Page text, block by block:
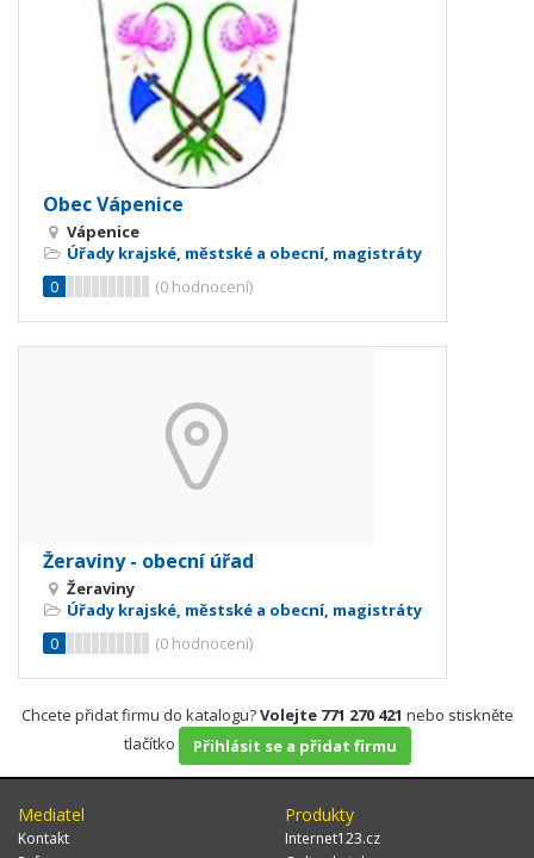
Obec Vápenice
Vápenice
Úřady krajské, městské a obecní, magistráty
0
(0 hodnocení)
Žeraviny - obecní úřad
Žeraviny
Úřady krajské, městské a obecní, magistráty
0
(0 hodnocení)
Chcete přidat firmu do katalogu?Volejte 771 270 421 nebo stiskněte
tlačítko
Přihlásit se a přidat firmu
Mediatel
Kontakt
Produkty
Internet123.cz